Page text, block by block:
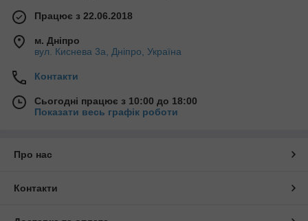
Працює з 22.06.2018
м. Дніпро
вул. Киснева 3а, Дніпро, Україна
Контакти
Сьогодні працює з 10:00 до 18:00
Показати весь графік роботи
Про нас
Контакти